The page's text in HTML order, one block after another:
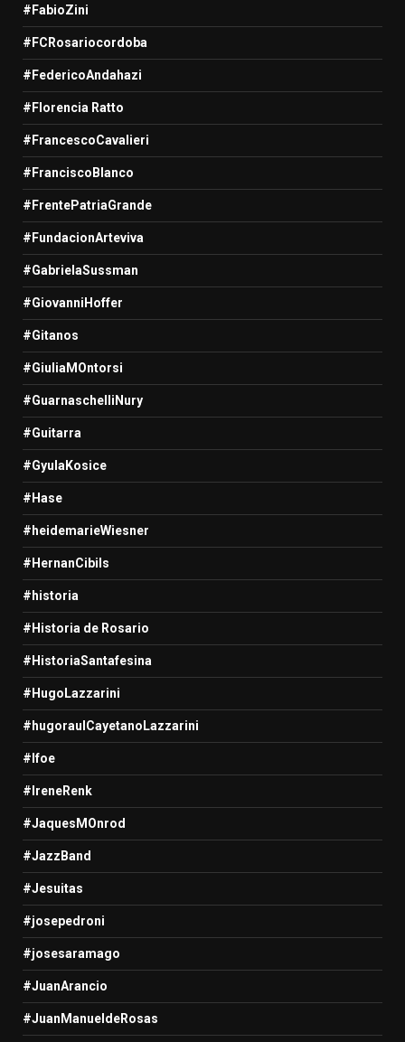
#FabioZini
#FCRosariocordoba
#FedericoAndahazi
#Florencia Ratto
#FrancescoCavalieri
#FranciscoBlanco
#FrentePatriaGrande
#FundacionArteviva
#GabrielaSussman
#GiovanniHoffer
#Gitanos
#GiuliaMOntorsi
#GuarnaschelliNury
#Guitarra
#GyulaKosice
#Hase
#heidemarieWiesner
#HernanCibils
#historia
#Historia de Rosario
#HistoriaSantafesina
#HugoLazzarini
#hugoraulCayetanoLazzarini
#Ifoe
#IreneRenk
#JaquesMOnrod
#JazzBand
#Jesuitas
#josepedroni
#josesaramago
#JuanArancio
#JuanManueldeRosas